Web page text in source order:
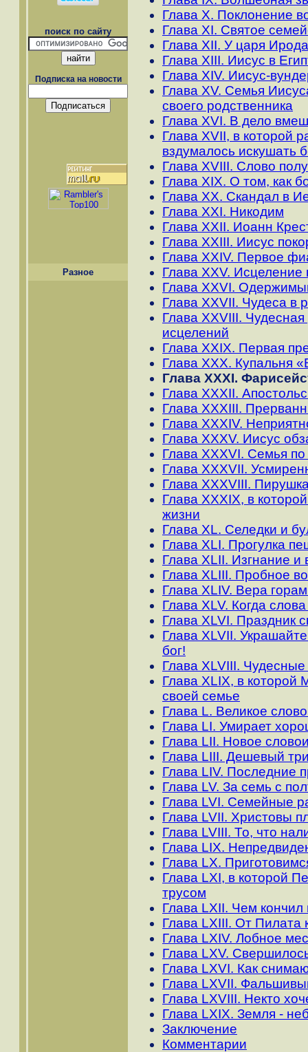
поиск по сайту
Подписка на новости
Разное
Глава X. Поклонение
Глава XI. Святое
Глава XII. У царя
Глава XIII. Иисус в
Глава XIV. Иисус-
Глава XV. Семья
своего родственника
Глава XVI. В дело
Глава XVII, в которой
вздумалось искушать
Глава XVIII. Слово
Глава XIX. О том, как
Глава XX. Скандал в
Глава XXI. Никодим
Глава XXII. Иоанн
Глава XXIII. Иисус
Глава XXIV. Первое
Глава XXV. Исцеление
Глава XXVI.
Глава XXVII. Чудеса в
Глава XXVIII.
исцелений
Глава XXIX. Первая
Глава XXX. Купальня
Глава XXXI.
Глава XXXII.
Глава XXXIII.
Глава XXXIV.
Глава XXXV. Иисус
Глава XXXVI. Семья
Глава XXXVII.
Глава XXXVIII.
Глава XXXIX, в
жизни
Глава XL. Селедки и
Глава ХLI. Прогулка
Глава ХLII. Изгнание
Глава XLIII. Пробное
Глава ХLIV. Вера
Глава ХLV. Когда
Глава ХLVI. Праздник
Глава ХLVII.
бог!
Глава ХLVIII.
Глава ХLIX, в которой
своей семье
Глава L. Великое
Глава LI. Умирает
Глава LII. Новое
Глава LIII. Дешевый
Глава LIV. Последние
Глава LV. За семь с
Глава LVI. Семейные
Глава LVII. Христовы
Глава LVIII. То, что
Глава LIX.
Глава LX.
Глава LXI, в которой
трусом
Глава LXII. Чем
Глава LXIII. От Пилата
Глава LXIV. Лобное
Глава LXV.
Глава LXVI. Как
Глава LXVII.
Глава LXVIII. Некто
Глава LXIX. Земля -
Заключение
Комментарии